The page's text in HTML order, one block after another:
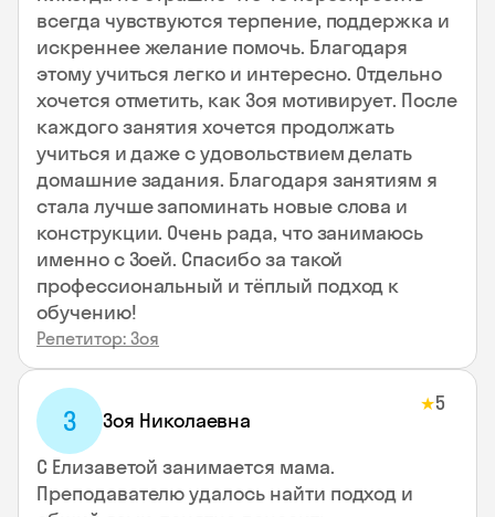
всегда чувствуются терпение, поддержка и
искреннее желание помочь. Благодаря
этому учиться легко и интересно. Отдельно
хочется отметить, как Зоя мотивирует. После
каждого занятия хочется продолжать
учиться и даже с удовольствием делать
домашние задания. Благодаря занятиям я
стала лучше запоминать новые слова и
конструкции. Очень рада, что занимаюсь
именно с Зоей. Спасибо за такой
профессиональный и тёплый подход к
обучению!
Репетитор: Зоя
З Зоя Николаевна
★5
С Елизаветой занимается мама.
Преподавателю удалось найти подход и